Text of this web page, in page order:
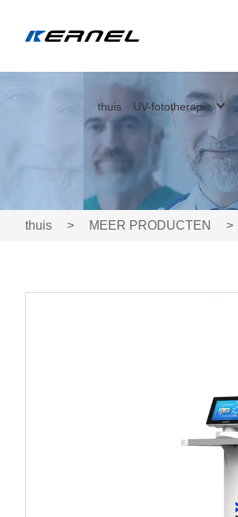
thuis UV-fototherapie
thuis > MEER PRODUCTEN >